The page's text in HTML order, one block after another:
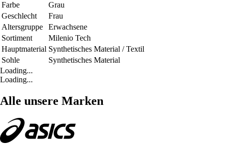
Farbe
Grau
Geschlecht
Frau
Altersgruppe
Erwachsene
Sortiment
Milenio Tech
Hauptmaterial Synthetisches Material / Textil
Sohle
Synthetisches Material
Loading...
Loading...
Alle unsere Marken